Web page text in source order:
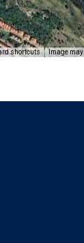
shortcuts Image